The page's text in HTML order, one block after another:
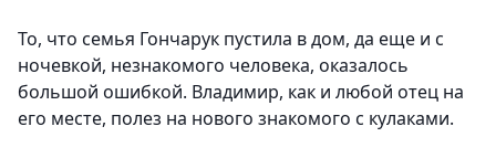
То, что семья Гончарук пустила в дом, да еще и с
ночевкой, незнакомого человека, оказалось
большой ошибкой. Владимир, как и любой отец на
его месте, полез на нового знакомого с кулаками.